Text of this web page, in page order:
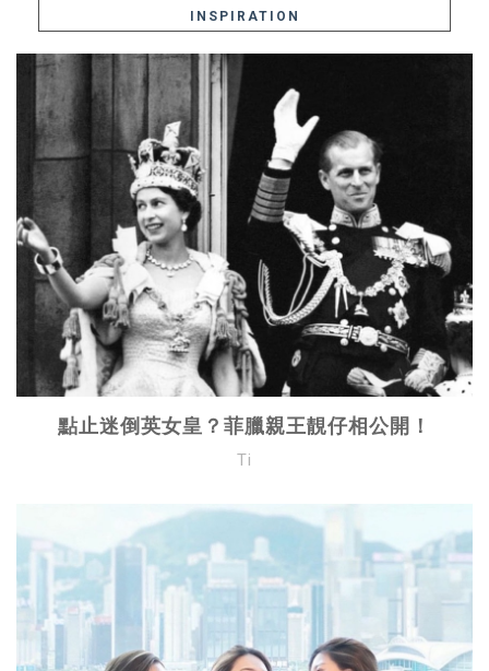
INSPIRATION
點止迷倒英女皇？菲臘親王靚仔相公開！
Ti